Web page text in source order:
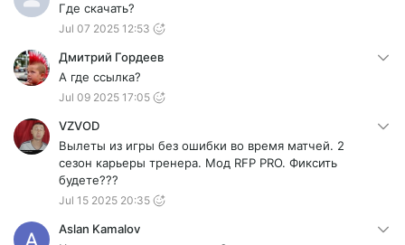
Где скачать?
Jul 07 2025 12:53
Дмитрий Гордеев
А где ссылка?
Jul 09 2025 17:05
VZVOD
Вылеты из игры без ошибки во время матчей. 2
сезон карьеры тренера. Мод RFP PRO. Фиксить
будете???
Jul 15 2025 20:35
Aslan Kamalov